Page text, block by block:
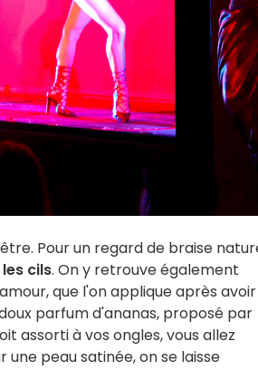
Pour un regard de braise
cils. On y retrouve également
que l'on applique après avoir
parfum d'ananas, proposé par
assorti à vos ongles, vous allez
une peau satinée, on se laisse